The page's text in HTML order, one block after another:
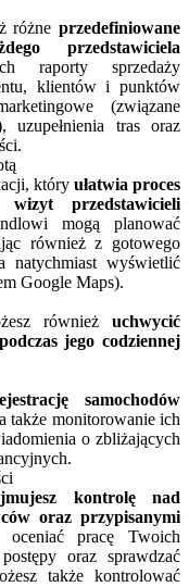
różne przedefiniowane
przedstawiciela
raporty sprzedaży
klientów i punktów
(związane
uzupełnienia tras oraz
który ułatwia proces
wizyt przedstawicieli
mogą planować
również z gotowego
natychmiast wyświetlić
Google Maps).
również uchwycić
jego codziennej
samochodów
także monitorowanie ich
o zbliżających
kontrolę nad
oraz przypisanymi
pracę Twoich
oraz sprawdzać
także kontrolować